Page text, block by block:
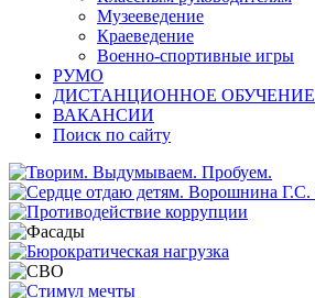
Музееведение
Краеведение
Военно-спортивные игры
РУМО
ДИСТАНЦИОННОЕ ОБУЧЕНИЕ
ВАКАНСИИ
Поиск по сайту